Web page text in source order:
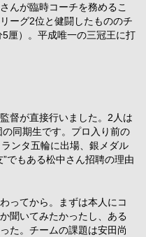
んが臨時コーチを務めるこ
ーグ2位と健闘したもののチ
厘）。平成唯一の三冠王に打
督が直接行いました。2人は
同期生です。プロ入り前の
ンタ五輪に出場、銀メダル
でもある松中さん招聘の理由
ってから。まずは本人にコ
聞いてみたかったし、ある
た。チームの課題は安田尚